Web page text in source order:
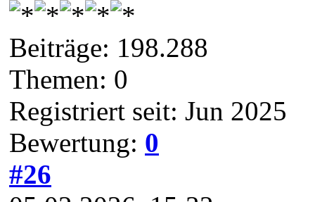
Beiträge: 198.288
Themen: 0
Registriert seit: Jun 2025
Bewertung: 0
#26